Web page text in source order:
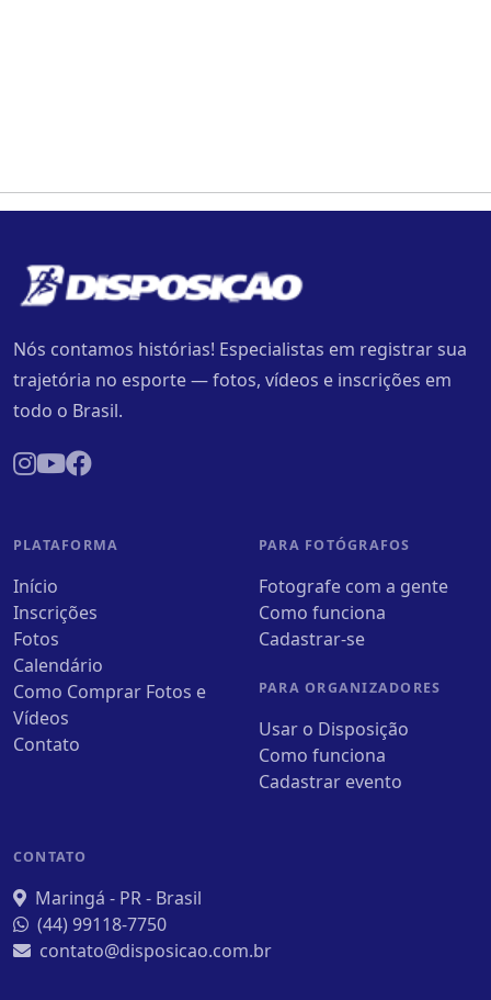
Nós contamos histórias! Especialistas em registrar sua
trajetória no esporte — fotos, vídeos e inscrições em
todo o Brasil.
PLATAFORMA
Início
Inscrições
Fotos
Calendário
Como Comprar Fotos e
Vídeos
Contato
PARA FOTÓGRAFOS
Fotografe com a gente
Como funciona
Cadastrar-se
PARA ORGANIZADORES
Usar o Disposição
Como funciona
Cadastrar evento
CONTATO
Maringá - PR - Brasil
(44) 99118-7750
contato@disposicao.com.br